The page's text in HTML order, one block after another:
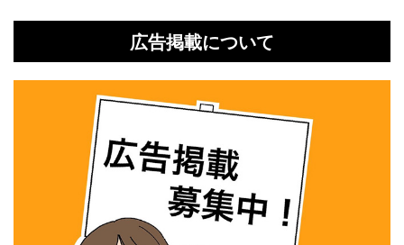
広告掲載について